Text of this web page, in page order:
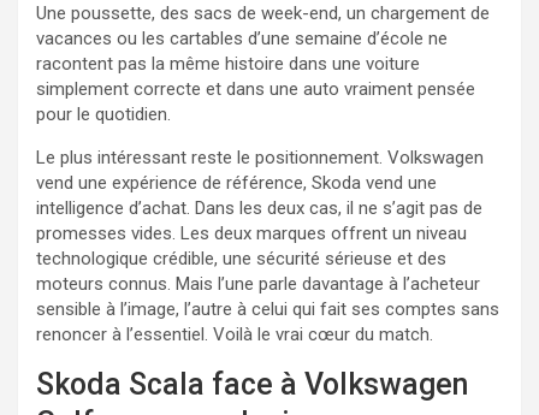
Une poussette, des sacs de week-end, un chargement de
vacances ou les cartables d’une semaine d’école ne
racontent pas la même histoire dans une voiture
simplement correcte et dans une auto vraiment pensée
pour le quotidien.
Le plus intéressant reste le positionnement. Volkswagen
vend une expérience de référence, Skoda vend une
intelligence d’achat. Dans les deux cas, il ne s’agit pas de
promesses vides. Les deux marques offrent un niveau
technologique crédible, une sécurité sérieuse et des
moteurs connus. Mais l’une parle davantage à l’acheteur
sensible à l’image, l’autre à celui qui fait ses comptes sans
renoncer à l’essentiel. Voilà le vrai cœur du match.
Skoda Scala face à Volkswagen